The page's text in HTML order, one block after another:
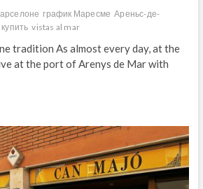
график Маресме Ареньс-де-
купить vistas al mar
tradition As almost every day, at the
at the port of Arenys de Mar with